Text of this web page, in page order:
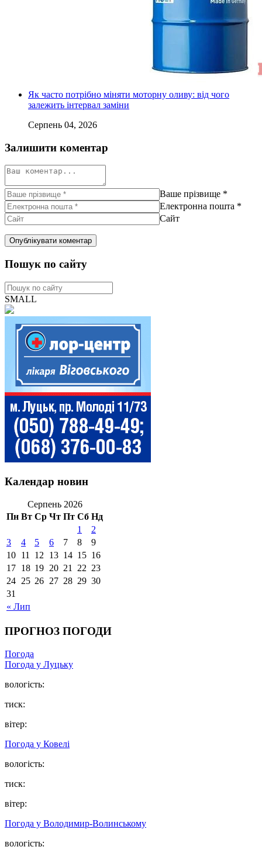
Як часто потрібно міняти моторну оливу: від чого
залежить інтервал заміни
Серпень 04, 2026
Залишити коментар
Ваше прізвище *
Електронна пошта *
Сайт
Пошук по сайту
SMALL
Календар новин
Серпень 2026
Пн Вт Ср Чт Пт Сб Нд
« Лип
1
2
3
4 5 6 7 8
9
10 11 12 13 14 15 16
17 18 19 20 21 22 23
24 25 26 27 28 29 30
31
ПРОГНОЗ ПОГОДИ
Погода
Погода у Луцьку
вологість:
тиск:
вітер:
Погода у Ковелі
вологість:
тиск:
вітер:
Погода у Володимир-Волинському
вологість: